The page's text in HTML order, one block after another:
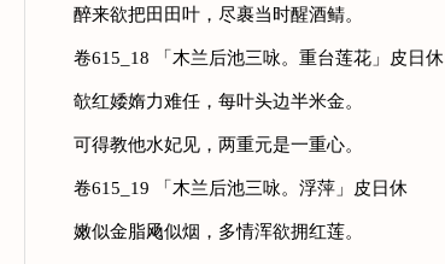
醉来欲把田田叶，尽裹当时醒酒鲭。
卷615_18 「木兰后池三咏。重台莲花」皮日休
欹红婑媠力难任，每叶头边半米金。
可得教他水妃见，两重元是一重心。
卷615_19 「木兰后池三咏。浮萍」皮日休
嫩似金脂飏似烟，多情浑欲拥红莲。